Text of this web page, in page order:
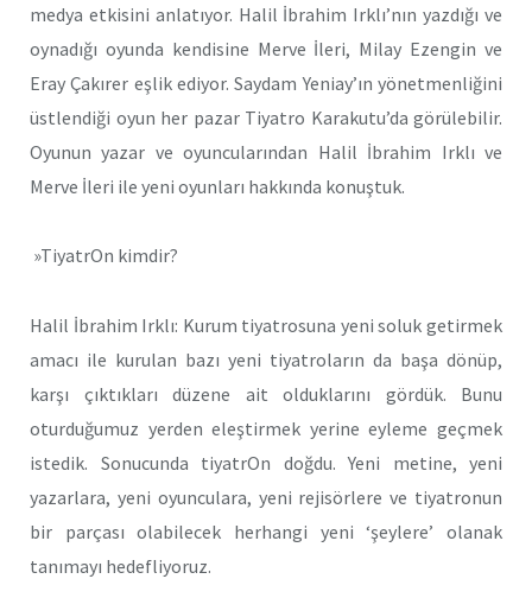
medya etkisini anlatıyor. Halil İbrahim Irklı’nın yazdığı ve
oynadığı oyunda kendisine Merve İleri, Milay Ezengin ve
Eray Çakırer eşlik ediyor. Saydam Yeniay’ın yönetmenliğini
üstlendiği oyun her pazar Tiyatro Karakutu’da görülebilir.
Oyunun yazar ve oyuncularından Halil İbrahim Irklı ve
Merve İleri ile yeni oyunları hakkında konuştuk.
»TiyatrOn kimdir?
Halil İbrahim Irklı: Kurum tiyatrosuna yeni soluk getirmek
amacı ile kurulan bazı yeni tiyatroların da başa dönüp,
karşı çıktıkları düzene ait olduklarını gördük. Bunu
oturduğumuz yerden eleştirmek yerine eyleme geçmek
istedik. Sonucunda tiyatrOn doğdu. Yeni metine, yeni
yazarlara, yeni oyunculara, yeni rejisörlere ve tiyatronun
bir parçası olabilecek herhangi yeni ‘şeylere’ olanak
tanımayı hedefliyoruz.